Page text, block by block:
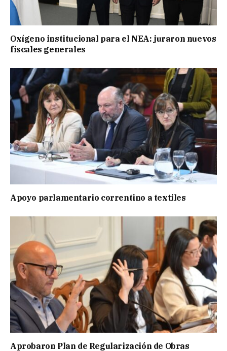
Oxígeno institucional para el NEA: juraron nuevos
fiscales generales
Apoyo parlamentario correntino a textiles
Aprobaron Plan de Regularización de Obras